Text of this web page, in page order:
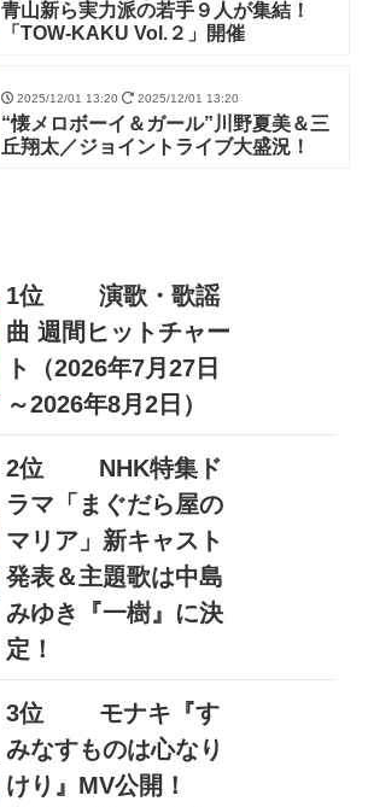
青山新ら実力派の若手９人が集結！
「TOW-KAKU Vol.２」開催
2025/12/01 13:20 2025/12/01 13:20
“懐メロボーイ＆ガール”川野夏美＆三
丘翔太／ジョイントライブ大盛況！
1位
演歌・歌謡
曲 週間ヒットチャー
ト（2026年7月27日
～2026年8月2日）
2位
NHK特集ド
ラマ「まぐだら屋の
マリア」新キャスト
発表＆主題歌は中島
みゆき『一樹』に決
定！
3位
モナキ『す
みなすものは心なり
けり』MV公開！